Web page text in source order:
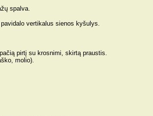
spalva.
vertikalus sienos kyšulys.
pirtį su krosnimi, skirtą praustis.
molio).